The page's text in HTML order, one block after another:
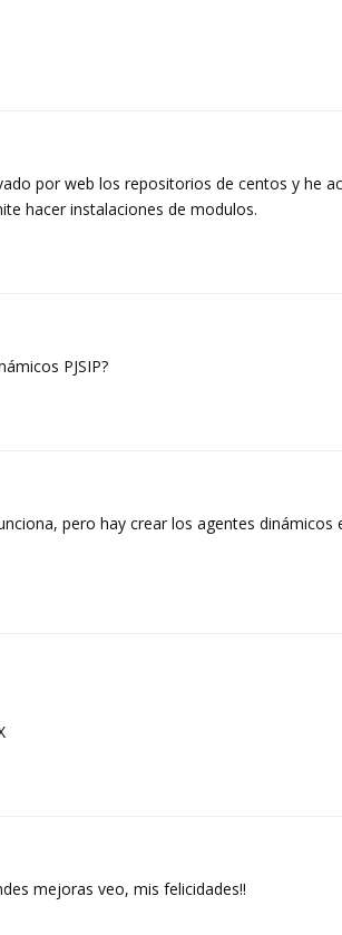
por web los repositorios de centos y he
hacer instalaciones de modulos.
PJSIP?
pero hay crear los agentes dinámicos
mejoras veo, mis felicidades!!